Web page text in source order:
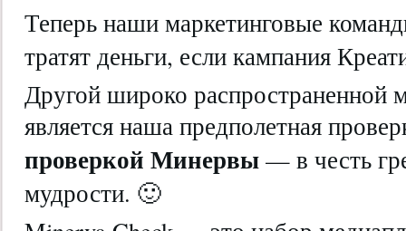
Теперь наши маркетинговые
тратят деньги, если кампания
Другой широко распространенной
является наша предполетная
проверкой Минервы — в честь
мудрости. 🙂